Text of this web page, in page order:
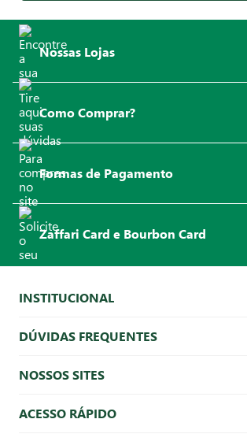
Nossas Lojas
Como Comprar?
Formas de Pagamento
Zaffari Card e Bourbon Card
INSTITUCIONAL
DÚVIDAS FREQUENTES
NOSSOS SITES
ACESSO RÁPIDO